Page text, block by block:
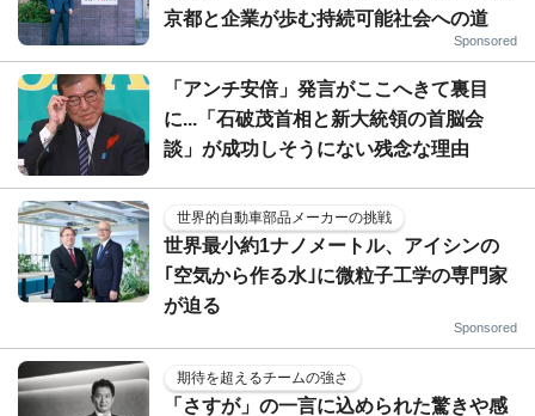
京都と企業が歩む持続可能社会への道
Sponsored
「アンチ安倍」発言がここへきて裏目
に...「石破茂首相と新大統領の首脳会
談」が成功しそうにない残念な理由
世界的自動車部品メーカーの挑戦
世界最小約1ナノメートル、アイシンの
｢空気から作る水｣に微粒子工学の専門家
が迫る
Sponsored
期待を超えるチームの強さ
「さすが」の一言に込められた驚きや感